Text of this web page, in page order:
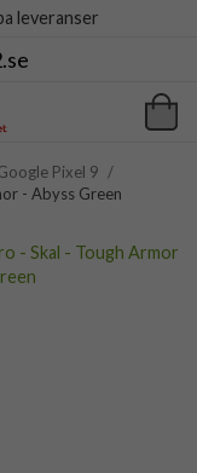
leveranser
Pixel 9 /
- Abyss Green